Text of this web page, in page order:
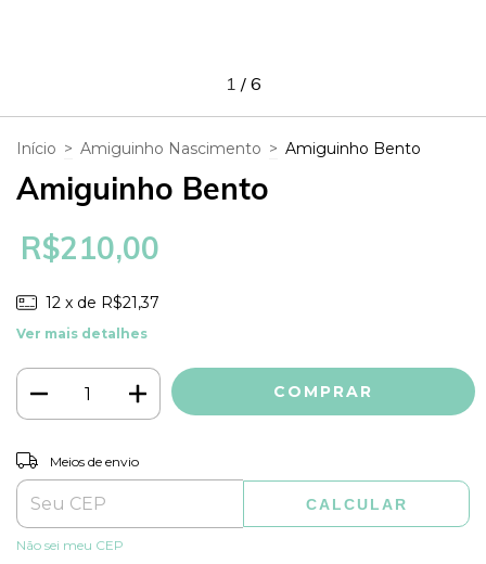
1 / 6
Início > Amiguinho Nascimento > Amiguinho Bento
Amiguinho Bento
R$210,00
12 x de R$21,37
Ver mais detalhes
Entregas para o CEP:
Meios de envio
CALCULAR
Não sei meu CEP